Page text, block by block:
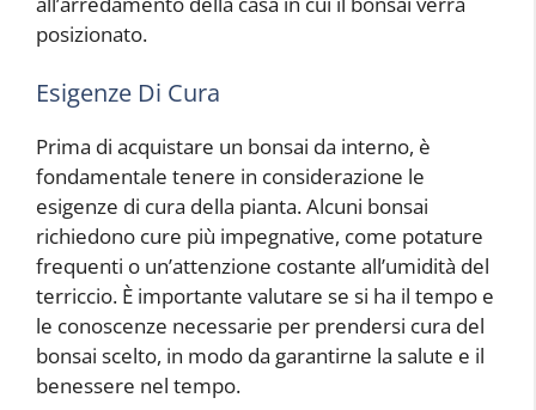
posizionato.
Esigenze Di Cura
Prima di acquistare un bonsai da interno, è
fondamentale tenere in considerazione le
esigenze di cura della pianta. Alcuni bonsai
richiedono cure più impegnative, come potature
frequenti o un’attenzione costante all’umidità del
terriccio. È importante valutare se si ha il tempo e
le conoscenze necessarie per prendersi cura del
bonsai scelto, in modo da garantirne la salute e il
benessere nel tempo.